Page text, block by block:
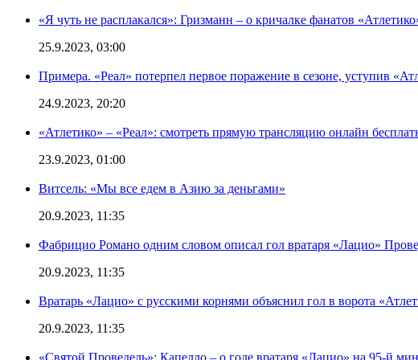
«Я чуть не расплакался»: Гризманн – о кричалке фанатов
25.9.2023, 03:00
Примера. «Реал» потерпел первое поражение в сезоне, уступив
24.9.2023, 20:20
«Атлетико» – «Реал»: смотреть прямую трансляцию онлайн
23.9.2023, 01:00
Витсель: «Мы все едем в Азию за деньгами»
20.9.2023, 11:35
Фабрицио Романо одним словом описал гол вратаря «Лацио»
20.9.2023, 11:35
Вратарь «Лацио» с русскими корнями объяснил гол в ворота
20.9.2023, 11:35
«Святой Проведель»: Капелло – о голе вратаря «Лацио» на 95-й